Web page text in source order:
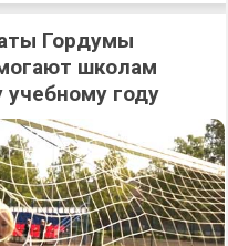
Гордумы
школам
учебному году